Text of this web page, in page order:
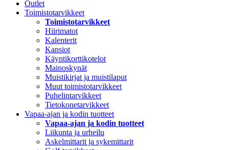
Outlet
Toimistotarvikkeet
Toimistotarvikkeet
Hiirimatot
Kalenterit
Kansiot
Käyntikorttikotelot
Mainoskynät
Muistikirjat ja muistilaput
Muut toimistotarvikkeet
Puhelintarvikkeet
Tietokonetarvikkeet
Vapaa-ajan ja kodin tuotteet
Vapaa-ajan ja kodin tuotteet
Liikunta ja urheilu
Askelmittarit ja sykemittarit